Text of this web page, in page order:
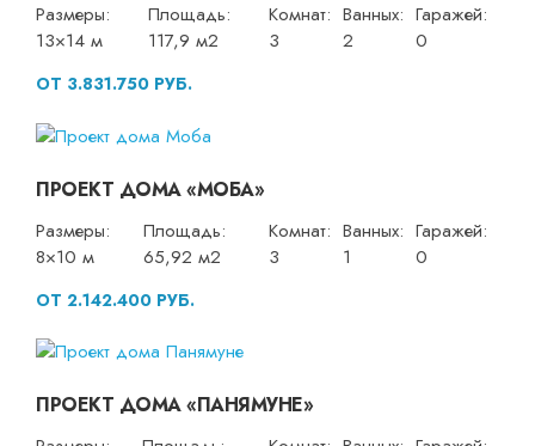
Размеры:
13×14 м
Площадь:
117,9 м2
Комнат:
3
Ванных:
2
Гаражей:
0
ОТ 3.831.750 РУБ.
ПРОЕКТ ДОМА «МОБА»
Размеры:
8×10 м
Площадь:
65,92 м2
Комнат:
3
Ванных:
1
Гаражей:
0
ОТ 2.142.400 РУБ.
ПРОЕКТ ДОМА «ПАНЯМУНЕ»